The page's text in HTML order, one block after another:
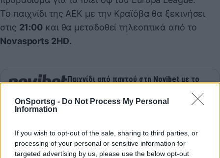
OnSportsg - Do Not Process My Personal
Information
If you wish to opt-out of the sale, sharing to third parties, or
processing of your personal or sensitive information for
targeted advertising by us, please use the below opt-out
Το παιχνίδι της ΑΕΚ με την Κραϊόβα θα ξεκινήσει
στις 21:00 και θα μεταδοθεί τηλεοπτικά από το
Novasports 2HD.
Παιχνίδι από παντού στη Novibet με το
49